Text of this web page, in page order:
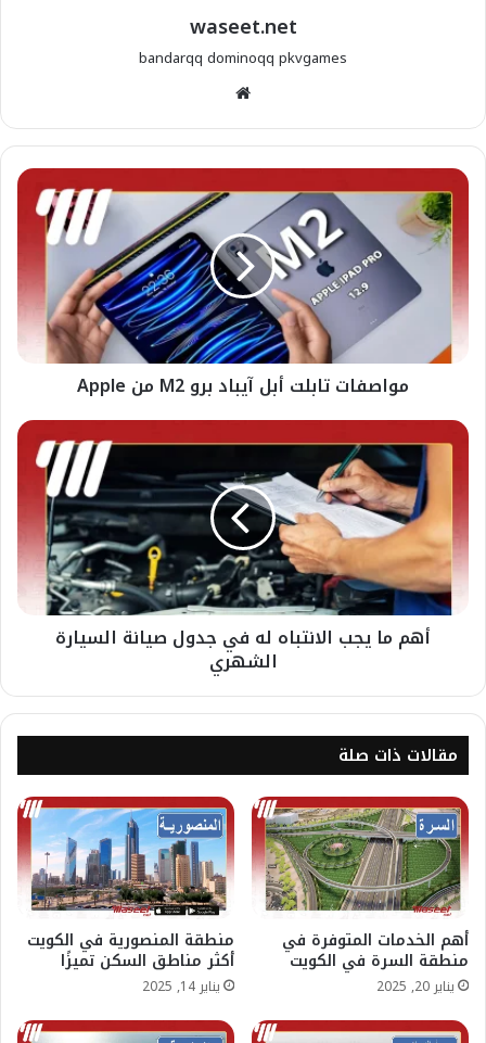
waseet.net
bandarqq dominoqq pkvgames
مواصفات تابلت أبل آيباد برو M2 من Apple
أهم ما يجب الانتباه له في جدول صيانة السيارة
الشهري
مقالات ذات صلة
أهم الخدمات المتوفرة في
منطقة السرة في الكويت
يناير 20, 2025
منطقة المنصورية في الكويت
أكثر مناطق السكن تميزًا
يناير 14, 2025